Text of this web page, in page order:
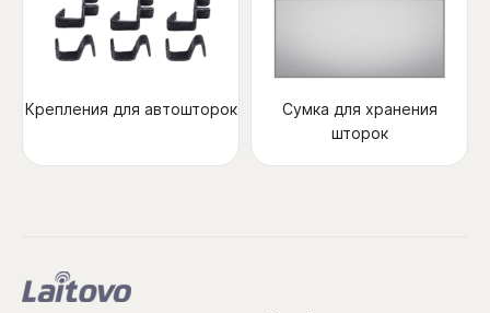
Крепления для автошторок
Сумка для хранения
шторок